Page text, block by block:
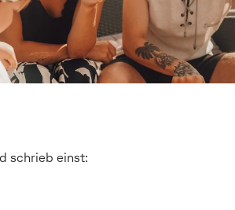
schrieb einst: